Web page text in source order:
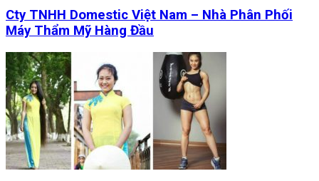
Cty TNHH Domestic Việt Nam – Nhà Phân Phối
Máy Thẩm Mỹ Hàng Đầu